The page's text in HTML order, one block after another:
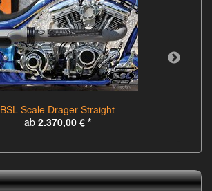
BSL Scale Drager Straight
ab 2.370,00 € *